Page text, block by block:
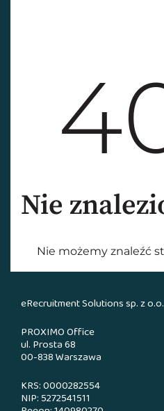
eRecruitment Solutions sp. z o.o.
PROXIMO Office
ul. Prosta 68
00-838 Warszawa
KRS: 0000282554
NIP: 5272541511